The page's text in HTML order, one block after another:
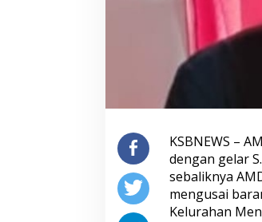
KSBNEWS –
dengan gelar
sebaliknya
mengusai
Kelurahan